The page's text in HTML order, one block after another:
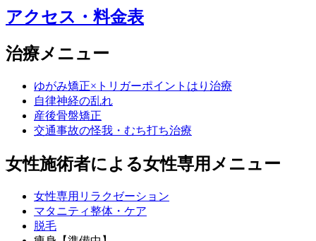
アクセス・料金表
治療メニュー
ゆがみ矯正×トリガーポイントはり治療
自律神経の乱れ
産後骨盤矯正
交通事故の怪我・むち打ち治療
女性施術者による女性専用メニュー
女性専用リラクゼーション
マタニティ整体・ケア
脱毛